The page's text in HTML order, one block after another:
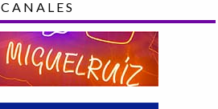
CANALES